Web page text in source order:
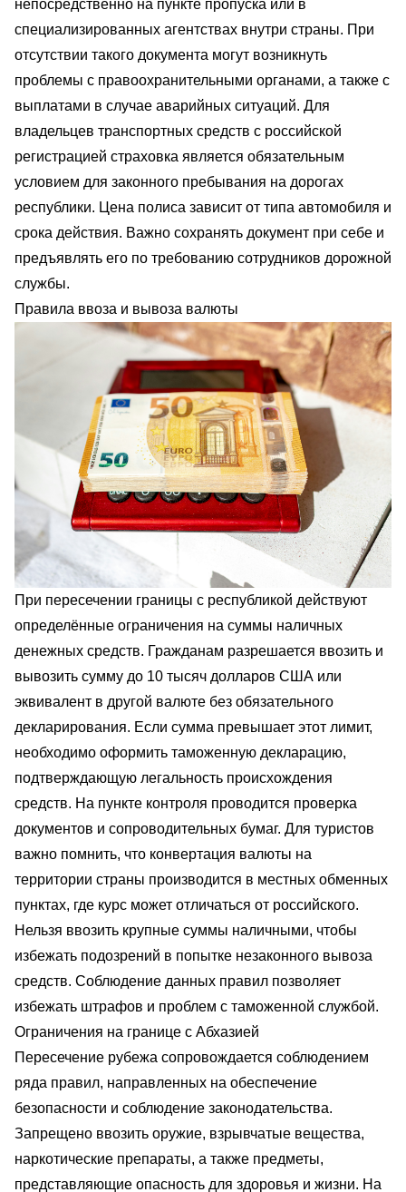
непосредственно на пункте пропуска или в
специализированных агентствах внутри страны. При
отсутствии такого документа могут возникнуть
проблемы с правоохранительными органами, а также с
выплатами в случае аварийных ситуаций. Для
владельцев транспортных средств с российской
регистрацией страховка является обязательным
условием для законного пребывания на дорогах
республики. Цена полиса зависит от типа автомобиля и
срока действия. Важно сохранять документ при себе и
предъявлять его по требованию сотрудников дорожной
службы.
Правила ввоза и вывоза валюты
При пересечении границы с республикой действуют
определённые ограничения на суммы наличных
денежных средств. Гражданам разрешается ввозить и
вывозить сумму до 10 тысяч долларов США или
эквивалент в другой валюте без обязательного
декларирования. Если сумма превышает этот лимит,
необходимо оформить таможенную декларацию,
подтверждающую легальность происхождения
средств. На пункте контроля проводится проверка
документов и сопроводительных бумаг. Для туристов
важно помнить, что конвертация валюты на
территории страны производится в местных обменных
пунктах, где курс может отличаться от российского.
Нельзя ввозить крупные суммы наличными, чтобы
избежать подозрений в попытке незаконного вывоза
средств. Соблюдение данных правил позволяет
избежать штрафов и проблем с таможенной службой.
Ограничения на границе с Абхазией
Пересечение рубежа сопровождается соблюдением
ряда правил, направленных на обеспечение
безопасности и соблюдение законодательства.
Запрещено ввозить оружие, взрывчатые вещества,
наркотические препараты, а также предметы,
представляющие опасность для здоровья и жизни. На